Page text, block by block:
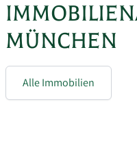
MÜNCHEN
Alle Immobilien